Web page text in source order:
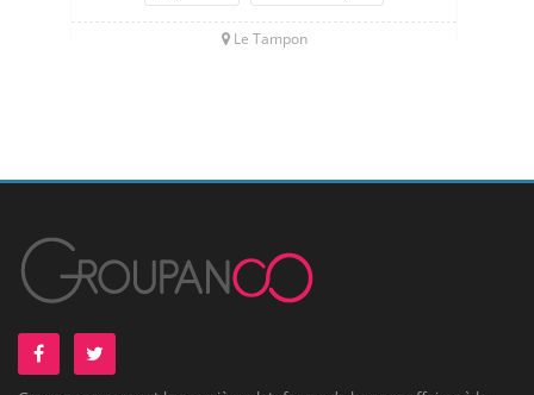
Le Tampon